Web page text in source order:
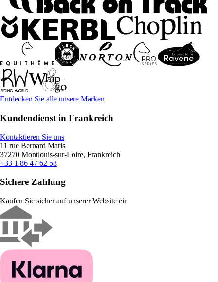
Entdecken Sie alle unsere Marken
Kundendienst in Frankreich
Kontaktieren Sie uns
11 rue Bernard Maris
37270 Montlouis-sur-Loire, Frankreich
+33 1 86 47 62 58
Sichere Zahlung
Kaufen Sie sicher auf unserer Website ein